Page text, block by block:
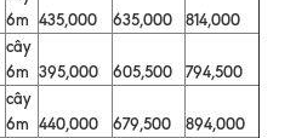
6m 435,000 635,000
814,000
cây
6m 395,000 605,500
794,500
cây
6m 440,000 679,500
894,000